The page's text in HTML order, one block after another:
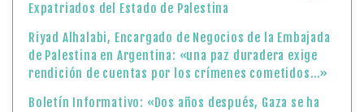
Expatriados del Estado de Palestina
Riyad Alhalabi, Encargado de Negocios de la Embajada
de Palestina en Argentina: «una paz duradera exige
rendición de cuentas por los crímenes cometidos…»
Boletín Informativo: «Dos años después, Gaza se ha